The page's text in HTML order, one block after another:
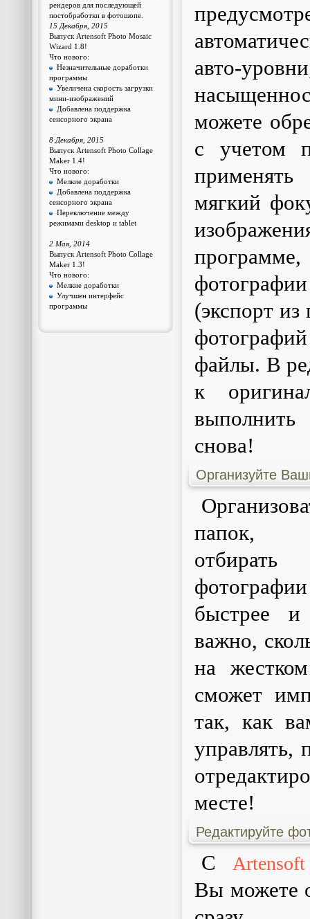
рендеров для последующей
постобработки в фотошопе.
15 Декабря, 2015
Выпуск Artensoft Photo Mosaic
Wizard 1.8!
Что нового:
Незначительные доработки
программы
Увеличена скорость загрузки
мини-изображений
Добавлена поддержка
сенсорного экрана
8 Декабря, 2015
Выпуск Artensoft Photo Collage
Maker 1.4!
Что нового:
Мелкие доработки
Добавлена поддержка
сенсорного экрана
Переключение между
режимами desktop и tablet
2 Мая, 2014
Выпуск Artensoft Photo Collage
Maker 1.3!
Что нового:
Мелкие доработки
Улучшен интерфейс
программы
авто-
можете
с учетом
мягкий
(экспорт
файлы. В
к
снова!
Организуйте
папок,
быстрее
важно,
на
сможет
так, как
управлять,
месте!
Редактируйте
С
Вы можете